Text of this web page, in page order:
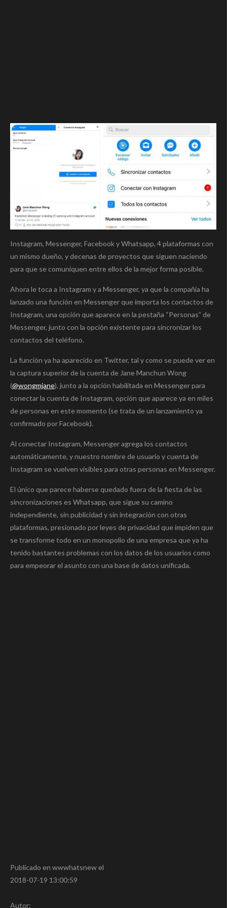
Instagram, Messenger, Facebook y Whatsapp, 4 plataformas con
un mismo dueño, y decenas de proyectos que siguen naciendo
para que se comuniquen entre ellos de la mejor forma posible.
Ahora le toca a Instagram y a Messenger, ya que la compañía ha
lanzado una función en Messenger que importa los contactos de
Instagram, una opción que aparece en la pestaña “Personas” de
Messenger, junto con la opción existente para sincronizar los
contactos del teléfono.
La función ya ha aparecido en Twitter, tal y como se puede ver en
la captura superior de la cuenta de Jane Manchun Wong
(@wongmjane), junto a la opción habilitada en Messenger para
conectar la cuenta de Instagram, opción que aparece ya en miles
de personas en este momento (se trata de un lanzamiento ya
confirmado por Facebook).
Al conectar Instagram, Messenger agrega los contactos
automáticamente, y nuestro nombre de usuario y cuenta de
Instagram se vuelven visibles para otras personas en Messenger.
El único que parece haberse quedado fuera de la fiesta de las
sincronizaciones es Whatsapp, que sigue su camino
independiente, sin publicidad y sin integración con otras
plataformas, presionado por leyes de privacidad que impiden que
se transforme todo en un monopolio de una empresa que ya ha
tenido bastantes problemas con los datos de los usuarios como
para empeorar el asunto con una base de datos unificada.
Publicado en wwwhatsnew el
2018-07-19 13:00:59
Autor: